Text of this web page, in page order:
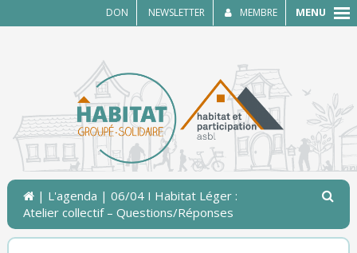
DON NEWSLETTER MEMBRE MENU
| L'agenda | 06/04 I Habitat Léger :
Atelier collectif – Questions/Réponses